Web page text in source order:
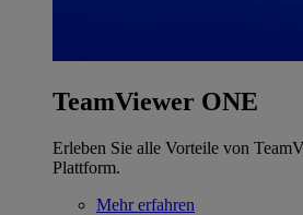
TeamViewer ONE
Erleben Sie alle Vorteile von
Plattform.
Mehr erfahren